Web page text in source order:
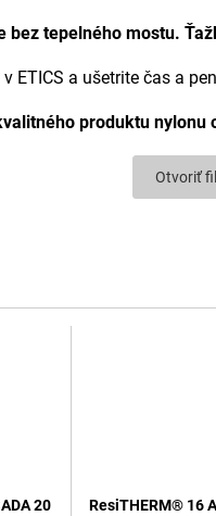
bez tepelného mostu.
ETICS a ušetrite čas a
produktu nylonu
Otvoriť
20
ResiTHERM® 16